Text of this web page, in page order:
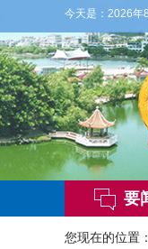
今天是： 2026年
今晚到明天白天，阴天间多
要
您现在的位置：